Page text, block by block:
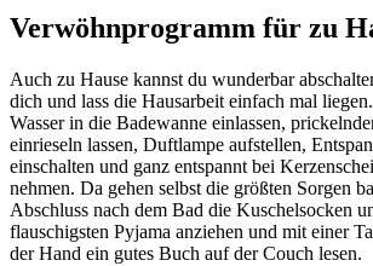
Verwöhnprogramm für zu
Auch zu Hause kannst du wunderbar
dich und lass die Hausarbeit einfach mal
Wasser in die Badewanne einlassen,
einrieseln lassen, Duftlampe aufstellen,
einschalten und ganz entspannt bei
nehmen. Da gehen selbst die größten Sorgen
Abschluss nach dem Bad die Kuschelsocken
flauschigsten Pyjama anziehen und mit einer
der Hand ein gutes Buch auf der Couch lesen.